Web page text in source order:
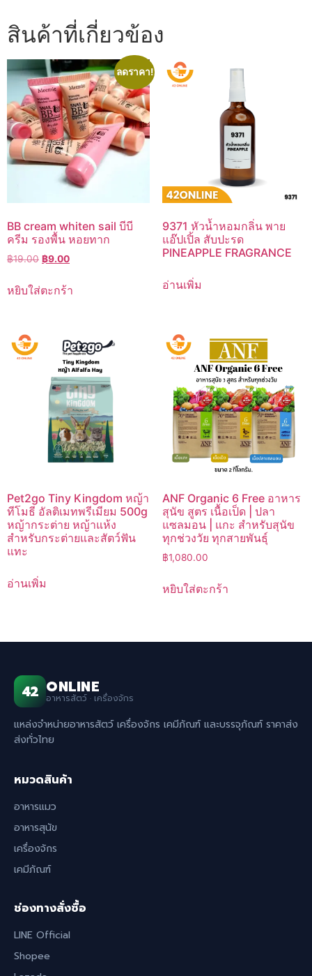
สินค้าที่เกี่ยวข้อง
ลดราคา!
BB cream whiten sail บีบี
ครีม รองพื้น หอยทาก
฿19.00 Original
was:
฿9.00Current
is:
หยิบใส่ตะกร้า
9371 หัวน้ำหอมกลิ่น พาย
แอ๊ปเปิ้ล สับปะรด
PINEAPPLE FRAGRANCE
อ่านเพิ่ม
Pet2go Tiny Kingdom หญ้า
ทีโมธี อัลติเมทพรีเมียม 500g
หญ้ากระต่าย หญ้าแห้ง
สำหรับกระต่ายและสัตว์ฟัน
แทะ
อ่านเพิ่ม
ANF Organic 6 Free อาหาร
สุนัข สูตร เนื้อเป็ด | ปลา
แซลมอน | แกะ สำหรับสุนัข
ทุกช่วงวัย ทุกสายพันธุ์
฿1,080.00
หยิบใส่ตะกร้า
42 ONLINE
อาหารสัตว์ · เครื่องจักร
แหล่งจำหน่ายอาหารสัตว์ เครื่องจักร เคมีภัณฑ์ และบรรจุภัณฑ์ ราคาส่ง
ส่งทั่วไทย
หมวดสินค้า
อาหารแมว
อาหารสุนัข
เครื่องจักร
เคมีภัณฑ์
ช่องทางสั่งซื้อ
LINE Official
Shopee